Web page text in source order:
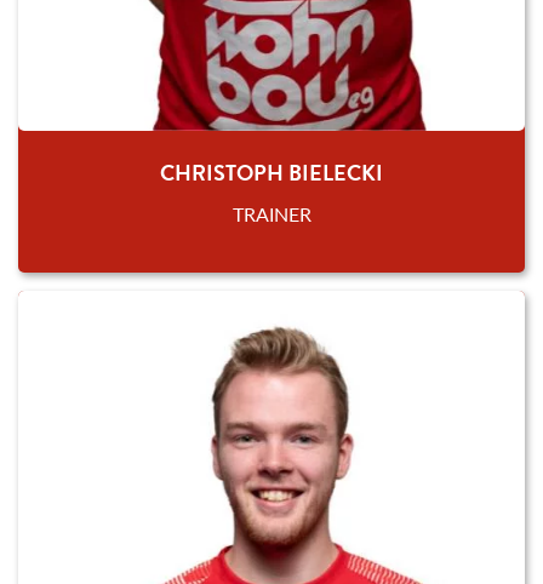
CHRISTOPH BIELECKI
TRAINER